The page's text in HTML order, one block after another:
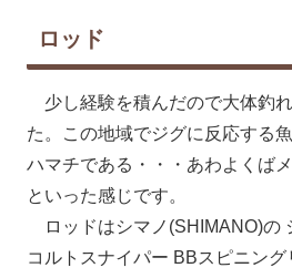
ロッド
少し経験を積んだので大体釣
た。この地域でジグに反応する
ハマチである・・・あわよくば
といった感じです。
ロッドはシマノ(SHIMANO)の
コルトスナイパー BBスピニング